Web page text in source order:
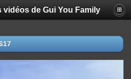
vidéos de Gui You Family